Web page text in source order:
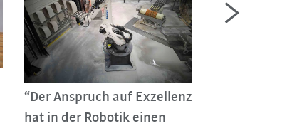
“Der Anspruch auf Exzellenz
hat in der Robotik einen